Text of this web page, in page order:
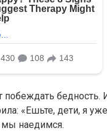
побеждать
«Ешьте, дети, я
мы наедимся.